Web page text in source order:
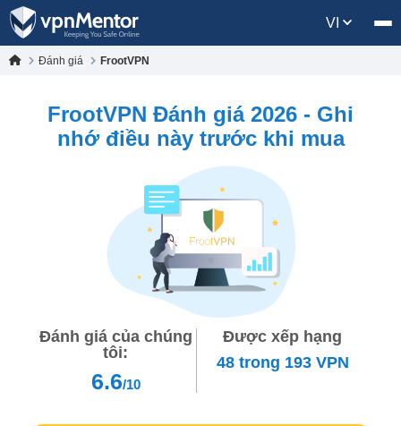
VI
Đánh giá FrootVPN
FrootVPN Đánh giá 2026 - Ghi
nhớ điều này trước khi mua
Đánh giá của chúng
tôi:
6.6/10
Được xếp hạng
48 trong 193VPN